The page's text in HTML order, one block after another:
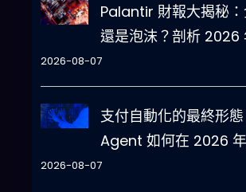
Palantir 財報大揭秘
還是泡沫？剖析 2026
2026-08-07
支付自動化的最終形
Agent 如何在 2026
2026-08-07